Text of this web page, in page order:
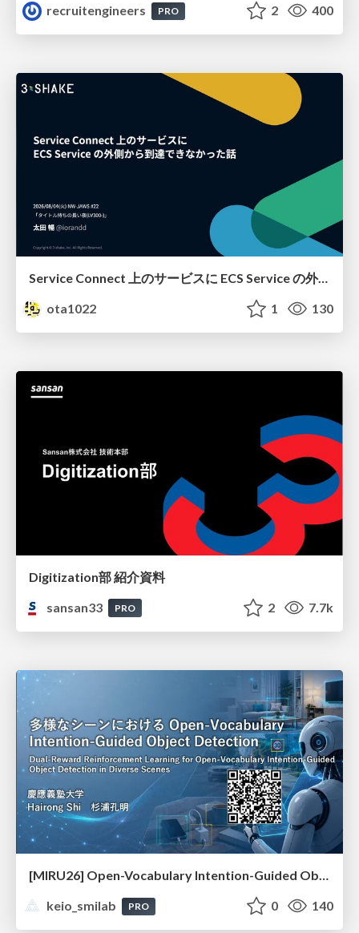
recruitengineers
PRO 2 400
Service Connect 上のサービスに ECS Service の外側から到達できなかった話
ota1022
1 130
Digitization部 紹介資料
sansan33
PRO 2 7.7k
[MIRU26] Open-Vocabulary Intention-Guided Object Detection in Diverse Scenes
keio_smilab
PRO 0 140